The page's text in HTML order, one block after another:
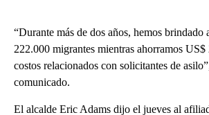
“Durante más de dos años, hemos brindado
222.000 migrantes mientras ahorramos
costos relacionados con solicitantes de
comunicado.
El alcalde Eric Adams dijo el jueves al